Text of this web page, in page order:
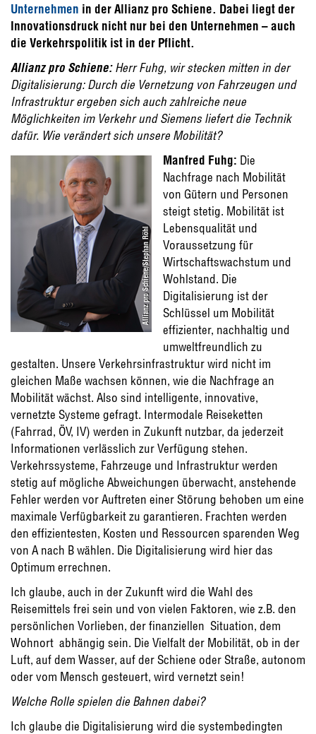
Unternehmen in der Allianz pro Schiene. Dabei liegt der
Innovationsdruck nicht nur bei den Unternehmen – auch
die Verkehrspolitik ist in der Pflicht.
Allianz pro Schiene:Herr Fuhg, wir stecken mitten in der
Digitalisierung: Durch die Vernetzung von Fahrzeugen und
Infrastruktur ergeben sich auch zahlreiche neue
Möglichkeiten im Verkehr und Siemens liefert die Technik
dafür. Wie verändert sich unsere Mobilität?
Allianz pro Schiene/Stephan Röhl
Manfred Fuhg: Die
Nachfrage nach Mobilität
von Gütern und Personen
steigt stetig. Mobilität ist
Lebensqualität und
Voraussetzung für
Wirtschaftswachstum und
Wohlstand. Die
Digitalisierung ist der
Schlüssel um Mobilität
effizienter, nachhaltig und
umweltfreundlich zu
gestalten. Unsere Verkehrsinfrastruktur wird nicht im
gleichen Maße wachsen können, wie die Nachfrage an
Mobilität wächst. Also sind intelligente, innovative,
vernetzte Systeme gefragt. Intermodale Reiseketten
(Fahrrad, ÖV, IV) werden in Zukunft nutzbar, da jederzeit
Informationen verlässlich zur Verfügung stehen.
Verkehrssysteme, Fahrzeuge und Infrastruktur werden
stetig auf mögliche Abweichungen überwacht, anstehende
Fehler werden vor Auftreten einer Störung behoben um eine
maximale Verfügbarkeit zu garantieren. Frachten werden
den effizientesten, Kosten und Ressourcen sparenden Weg
von A nach B wählen. Die Digitalisierung wird hier das
Optimum errechnen.
Ich glaube, auch in der Zukunft wird die Wahl des
Reisemittels frei sein und von vielen Faktoren, wie z.B. den
persönlichen Vorlieben, der finanziellen Situation, dem
Wohnort abhängig sein. Die Vielfalt der Mobilität, ob in der
Luft, auf dem Wasser, auf der Schiene oder Straße, autonom
oder vom Mensch gesteuert, wird vernetzt sein!
Welche Rolle spielen die Bahnen dabei?
Ich glaube die Digitalisierung wird die systembedingten